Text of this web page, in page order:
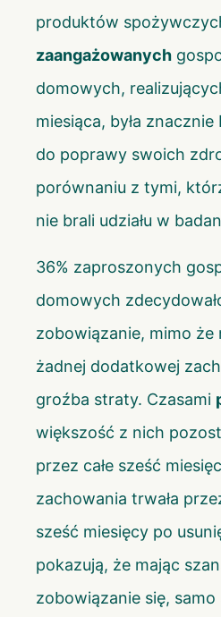
produktów
zaangażowanych
domowych,
miesiąca, była znacznie
do poprawy swoich
porównaniu z tymi,
nie brali udziału w
36% zaproszonych
domowych
zobowiązanie, mimo że
żadnej dodatkowej
groźba straty. Czasami
większość z nich
przez całe sześć
zachowania trwała
sześć miesięcy po
pokazują, że mając
zobowiązanie się,